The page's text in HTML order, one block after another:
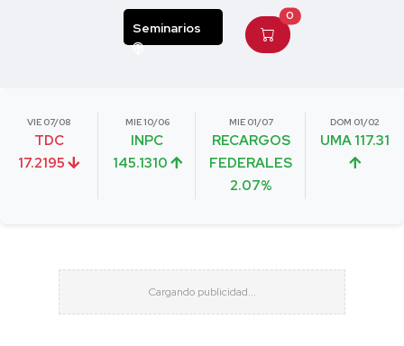
Seminarios
0
VIE 07/08
TDC
17.2195
MIE 10/06
INPC
145.1310
MIE 01/07
RECARGOS
FEDERALES
2.07%
DOM 01/02
UMA 117.31